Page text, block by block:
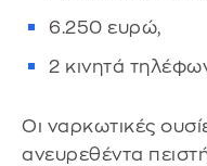
6.250 ευρώ,
2 κινητά
Οι ναρκωτικές
ανευρεθέντα